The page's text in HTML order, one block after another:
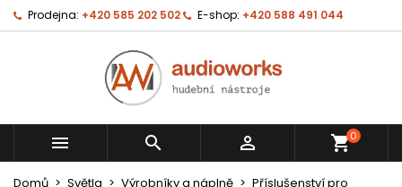
Prodejna: +420 585 202 502 E-shop: +420 588 491 044
   shopping_cart0
Domů Světla Výrobníky a náplně
Příslušenství pro